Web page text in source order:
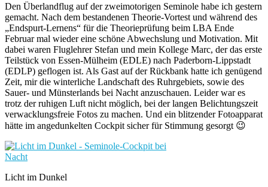
Den Überlandflug auf der zweimotorigen Seminole habe ich gestern
gemacht. Nach dem bestandenen Theorie-Vortest und während des
„Endspurt-Lernens“ für die Theorieprüfung beim LBA Ende
Februar mal wieder eine schöne Abwechslung und Motivation. Mit
dabei waren Fluglehrer Stefan und mein Kollege Marc, der das erste
Teilstück von Essen-Mülheim (EDLE) nach Paderborn-Lippstadt
(EDLP) geflogen ist. Als Gast auf der Rückbank hatte ich genügend
Zeit, mir die winterliche Landschaft des Ruhrgebiets, sowie des
Sauer- und Münsterlands bei Nacht anzuschauen. Leider war es
trotz der ruhigen Luft nicht möglich, bei der langen Belichtungszeit
verwacklungsfreie Fotos zu machen. Und ein blitzender Fotoapparat
hätte im angedunkelten Cockpit sicher für Stimmung gesorgt 😉
Licht im Dunkel